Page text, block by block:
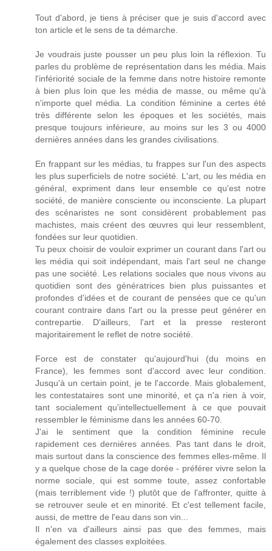
Tout d'abord, je tiens à préciser que je suis d'accord avec
ton article et le sens de ta démarche.
Je voudrais juste pousser un peu plus loin la réflexion. Tu
parles du problème de représentation dans les média. Mais
l'infériorité sociale de la femme dans notre histoire remonte
à bien plus loin que les média de masse, ou même qu'à
n'importe quel média. La condition féminine a certes été
très différente selon les époques et les sociétés, mais
presque toujours inférieure, au moins sur les 3 ou 4000
dernières années dans les grandes civilisations.
En frappant sur les médias, tu frappes sur l'un des aspects
les plus superficiels de notre société. L'art, ou les média en
général, expriment dans leur ensemble ce qu'est notre
société, de manière consciente ou inconsciente. La plupart
des scénaristes ne sont considèrent probablement pas
machistes, mais créent des œuvres qui leur ressemblent,
fondées sur leur quotidien.
Tu peux choisir de vouloir exprimer un courant dans l'art ou
les média qui soit indépendant, mais l'art seul ne change
pas une société. Les relations sociales que nous vivons au
quotidien sont des génératrices bien plus puissantes et
profondes d'idées et de courant de pensées que ce qu'un
courant contraire dans l'art ou la presse peut générer en
contrepartie. D'ailleurs, l'art et la presse resteront
majoritairement le reflet de notre société.
Force est de constater qu'aujourd'hui (du moins en
France), les femmes sont d'accord avec leur condition.
Jusqu'à un certain point, je te l'accorde. Mais globalement,
les contestataires sont une minorité, et ça n'a rien à voir,
tant socialement qu'intellectuellement à ce que pouvait
ressembler le féminisme dans les années 60-70.
J'ai le sentiment que la condition féminine recule
rapidement ces dernières années. Pas tant dans le droit,
mais surtout dans la conscience des femmes elles-même. Il
y a quelque chose de la cage dorée - préférer vivre selon la
norme sociale, qui est somme toute, assez confortable
(mais terriblement vide !) plutôt que de l'affronter, quitte à
se retrouver seule et en minorité. Et c'est tellement facile,
aussi, de mettre de l'eau dans son vin...
Il n'en va d'ailleurs ainsi pas que des femmes, mais
également des classes exploitées.